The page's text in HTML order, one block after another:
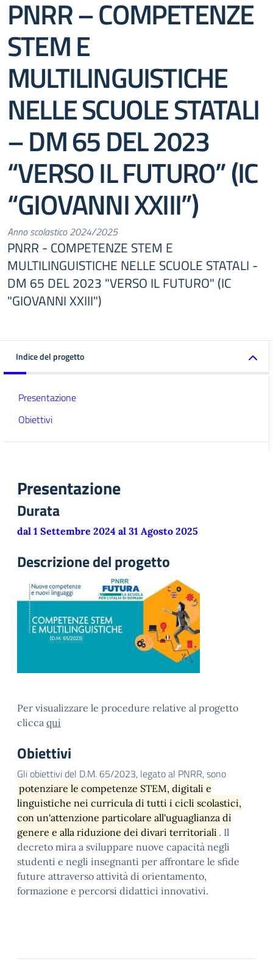
PNRR – COMPETENZE
STEM E
MULTILINGUISTICHE
NELLE SCUOLE STATALI
– DM 65 DEL 2023
“VERSO IL FUTURO” (IC
“GIOVANNI XXIII”)
Anno scolastico 2024/2025
PNRR - COMPETENZE STEM E
MULTILINGUISTICHE NELLE SCUOLE STATALI -
DM 65 DEL 2023 "VERSO IL FUTURO" (IC
"GIOVANNI XXIII")
Indice del progetto
Presentazione
Obiettivi
Presentazione
Durata
dal 1 Settembre 2024 al 31 Agosto 2025
Descrizione del progetto
Per visualizzare le procedure relative al progetto
clicca qui
Obiettivi
Gli obiettivi del D.M. 65/2023, legato al PNRR, sono
potenziare le competenze STEM, digitali e
linguistiche nei curricula di tutti i cicli scolastici,
con un'attenzione particolare all'uguaglianza di
genere e alla riduzione dei divari territoriali . Il
decreto mira a sviluppare nuove capacità negli
studenti e negli insegnanti per affrontare le sfide
future attraverso attività di orientamento,
formazione e percorsi didattici innovativi.